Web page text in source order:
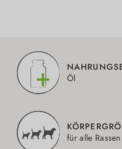
Öl
für alle Rassen